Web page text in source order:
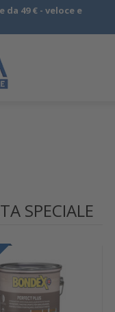
49 € - veloce e
SPECIALE